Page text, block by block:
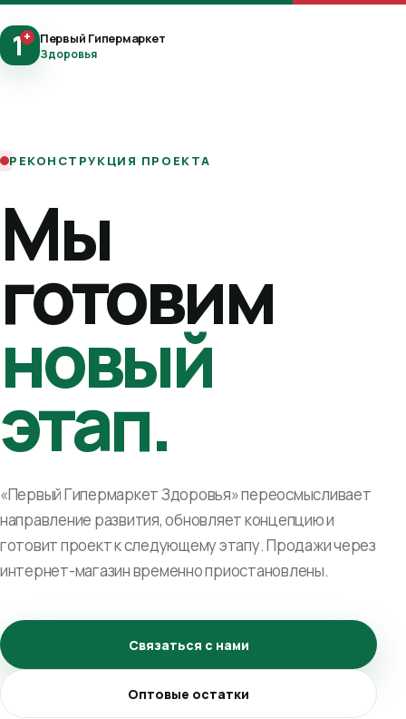
1+ Первый Гипермаркет
Здоровья
РЕКОНСТРУКЦИЯ ПРОЕКТА
Мы
готовим
новый
этап.
«Первый Гипермаркет Здоровья» переосмысливает
направление развития, обновляет концепцию и
готовит проект к следующему этапу. Продажи через
интернет-магазин временно приостановлены.
Связаться с нами
Оптовые остатки